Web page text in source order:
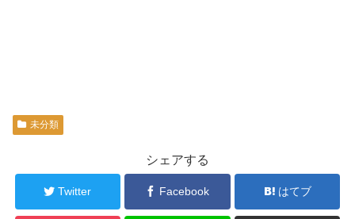
未分類
シェアする
Twitter Facebook はてブ